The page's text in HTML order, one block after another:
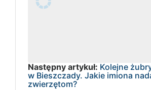
Następny artykuł: Kolejne
w Bieszczady. Jakie imiona
zwierzętom?